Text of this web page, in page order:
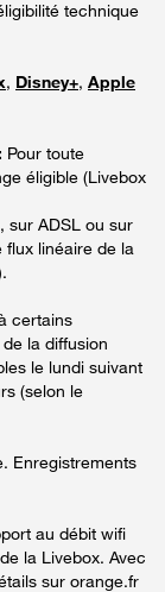
technique
, Disney+, Apple
Pour toute
éligible (Livebox
sur ADSL ou sur
flux linéaire de la
certains
la diffusion
le lundi suivant
(selon le
Enregistrements
au débit wifi
la Livebox. Avec
sur orange.fr